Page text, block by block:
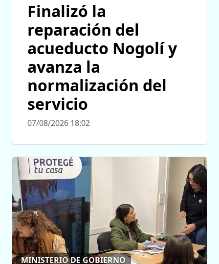
Finalizó la
reparación del
acueducto Nogolí y
avanza la
normalización del
servicio
07/08/2026 18:02
MINISTERIO DE GOBIERNO